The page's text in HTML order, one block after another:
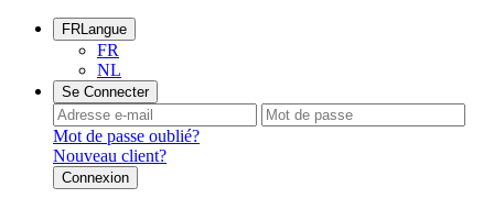
FRLangue
FR
NL
Se Connecter
Mot de passe oublié?
Nouveau client?
Connexion